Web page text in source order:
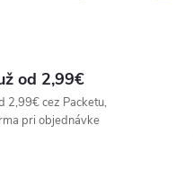
od 2,99€
2,99€ cez Packetu,
pri objednávke